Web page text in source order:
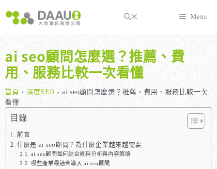
至
內
容
Menu
ai seo顧問怎麼選？推薦、費
用、服務比較一次看懂
首頁 › 深度SEO › ai seo顧問怎麼選？推薦、費用、服務比較一次
看懂
目錄
前言
什麼是 ai seo顧問？為什麼企業越來越需要
ai seo顧問如何結合資料分析與內容策略
哪些產業最適合導入 ai seo顧問